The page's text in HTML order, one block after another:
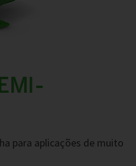
para aplicações de muito